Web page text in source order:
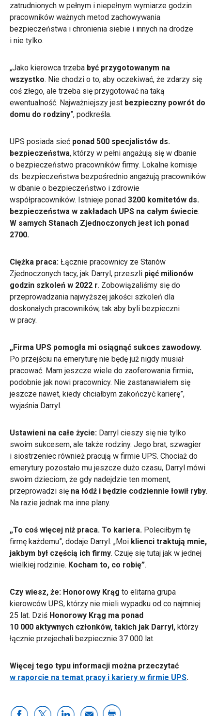
zatrudnionych w pełnym i niepełnym wymiarze godzin
pracowników ważnych metod zachowywania
bezpieczeństwa i chronienia siebie i innych na drodze
i nie tylko.
„Jako kierowca trzeba być przygotowanym na
wszystko. Nie chodzi o to, aby oczekiwać, że zdarzy się
coś złego, ale trzeba się przygotować na taką
ewentualność. Najważniejszy jest bezpieczny powrót do
domu do rodziny”, podkreśla.
UPS posiada sieć ponad 500 specjalistów ds.
bezpieczeństwa, którzy w pełni angażują się w dbanie
o bezpieczeństwo pracowników firmy. Lokalne komisje
ds. bezpieczeństwa bezpośrednio angażują pracowników
w dbanie o bezpieczeństwo i zdrowie
współpracowników. Istnieje ponad 3200 komitetów ds.
bezpieczeństwa w zakładach UPS na całym świecie.
W samych Stanach Zjednoczonych jest ich ponad
2700.
Ciężka praca: Łącznie pracownicy ze Stanów
Zjednoczonych tacy, jak Darryl, przeszli pięć milionów
godzin szkoleń w 2022 r. Zobowiązaliśmy się do
przeprowadzania najwyższej jakości szkoleń dla
doskonałych pracowników, tak aby byli bezpieczni
w pracy.
„Firma UPS pomogła mi osiągnąć sukces zawodowy.
Po przejściu na emeryturę nie będę już nigdy musiał
pracować. Mam jeszcze wiele do zaoferowania firmie,
podobnie jak nowi pracownicy. Nie zastanawiałem się
jeszcze nawet, kiedy chciałbym zakończyć karierę”,
wyjaśnia Darryl.
Ustawieni na całe życie: Darryl cieszy się nie tylko
swoim sukcesem, ale także rodziny. Jego brat, szwagier
i siostrzeniec również pracują w firmie UPS. Chociaż do
emerytury pozostało mu jeszcze dużo czasu, Darryl mówi
swoim dzieciom, że gdy nadejdzie ten moment,
przeprowadzi się na łódź i będzie codziennie łowił ryby.
Na razie jednak ma inne plany.
„To coś więcej niż praca. To kariera. Poleciłbym tę
firmę każdemu”, dodaje Darryl. „Moi klienci traktują mnie,
jakbym był częścią ich firmy. Czuję się tutaj jak w jednej
wielkiej rodzinie. Kocham to, co robię”.
Czy wiesz, że: Honorowy Krąg to elitarna grupa
kierowców UPS, którzy nie mieli wypadku od co najmniej
25 lat. Dziś Honorowy Krąg ma ponad
10 000 aktywnych członków, takich jak Darryl, którzy
łącznie przejechali bezpiecznie 37 000 lat.
Więcej tego typu informacji można przeczytać
w raporcie na temat pracy i kariery w firmie UPS.